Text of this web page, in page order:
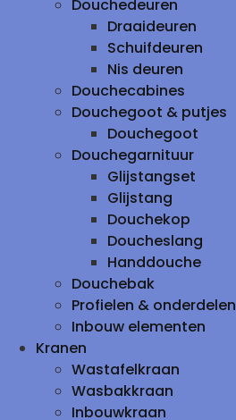
Douchedeuren
Draaideuren
Schuifdeuren
Nis deuren
Douchecabines
Douchegoot & putjes
Douchegoot
Douchegarnituur
Glijstangset
Glijstang
Douchekop
Doucheslang
Handdouche
Douchebak
Profielen & onderdelen
Inbouw elementen
Kranen
Wastafelkraan
Wasbakkraan
Inbouwkraan